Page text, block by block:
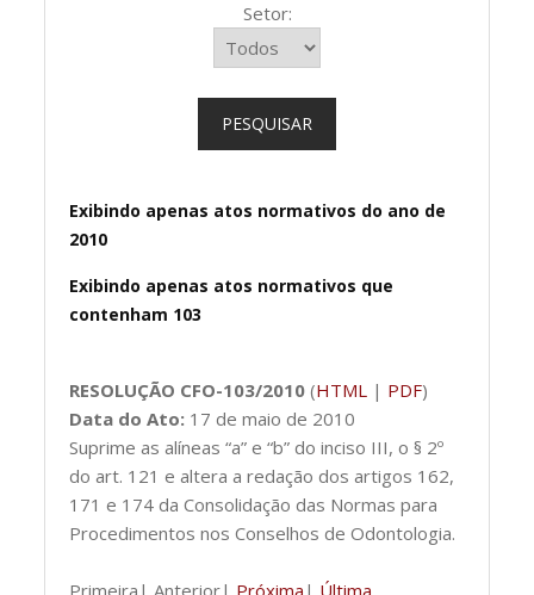
Setor:
PESQUISAR
Exibindo apenas atos normativos do ano de
2010
Exibindo apenas atos normativos que
contenham 103
RESOLUÇÃO CFO-103/2010 (HTML | PDF)
Data do Ato: 17 de maio de 2010
Suprime as alíneas “a” e “b” do inciso III, o § 2º
do art. 121 e altera a redação dos artigos 162,
171 e 174 da Consolidação das Normas para
Procedimentos nos Conselhos de Odontologia.